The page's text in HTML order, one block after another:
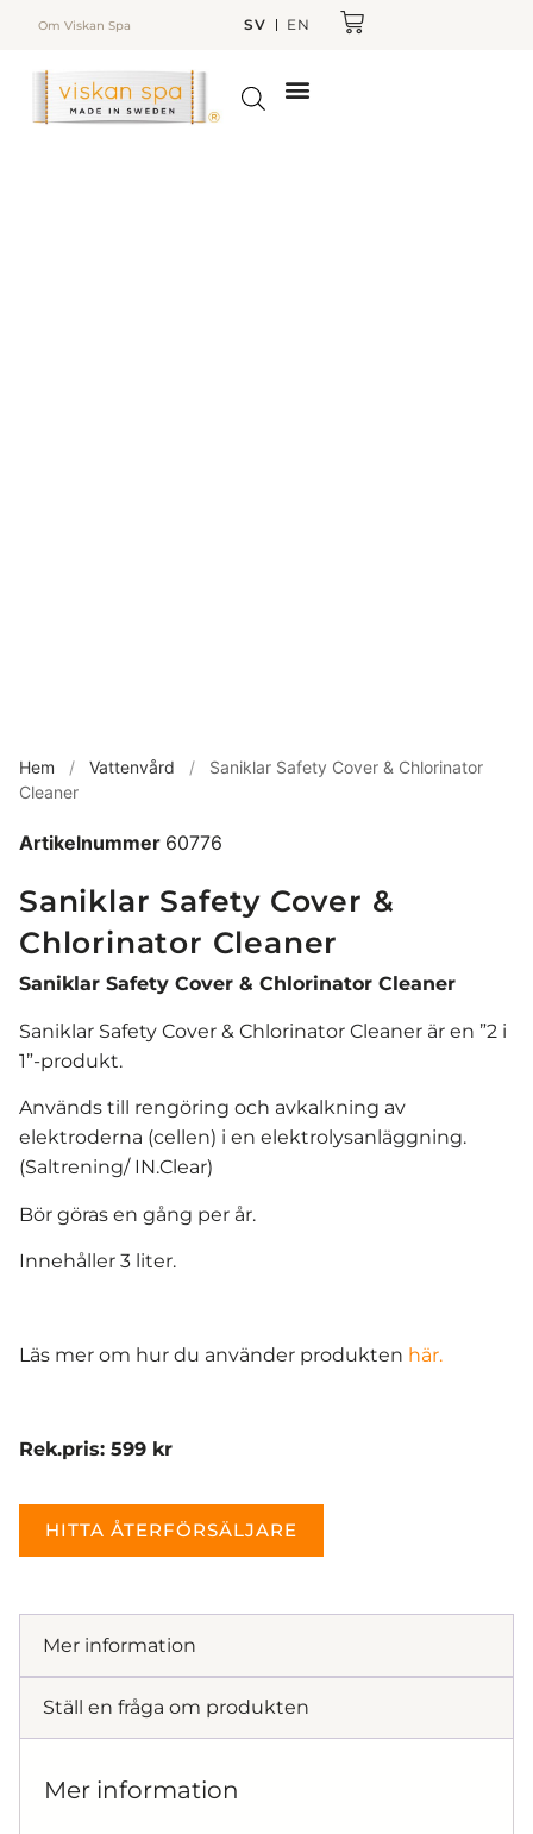
Om Viskan Spa SV EN
Hem / Vattenvård /
Saniklar Safety Cover & Chlorinator
Cleaner
Artikelnummer 60776
Saniklar Safety Cover &
Chlorinator Cleaner
Saniklar Safety Cover & Chlorinator Cleaner
Saniklar Safety Cover & Chlorinator Cleaner är en ”2 i
1”-produkt.
Används till rengöring och avkalkning av
elektroderna (cellen) i en elektrolysanläggning.
(Saltrening/ IN.Clear)
Bör göras en gång per år.
Innehåller 3 liter.
Läs mer om hur du använder produkten här.
Rek.pris: 599 kr
HITTA ÅTERFÖRSÄLJARE
Mer information
Ställ en fråga om produkten
Mer information